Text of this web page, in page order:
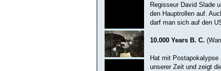
Regisseur David Slade
den Hauptrollen auf.
darf man sich auf den
10.000 Years B. C.
Hat mit
unserer Zeit und zeigt